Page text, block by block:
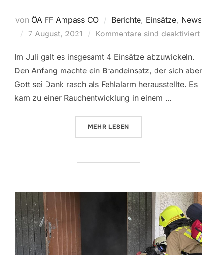
von ÖA FF Ampass CO Berichte, Einsätze, News
Veröffentlicht
7 August, 2021 Kommentare sind deaktiviert
Im Juli galt es insgesamt 4 Einsätze abzuwickeln.
Den Anfang machte ein Brandeinsatz, der sich aber
Gott sei Dank rasch als Fehlalarm herausstellte. Es
kam zu einer Rauchentwicklung in einem …
MEHR ÜBER „EINSÄTZE IM JULI“
LESEN